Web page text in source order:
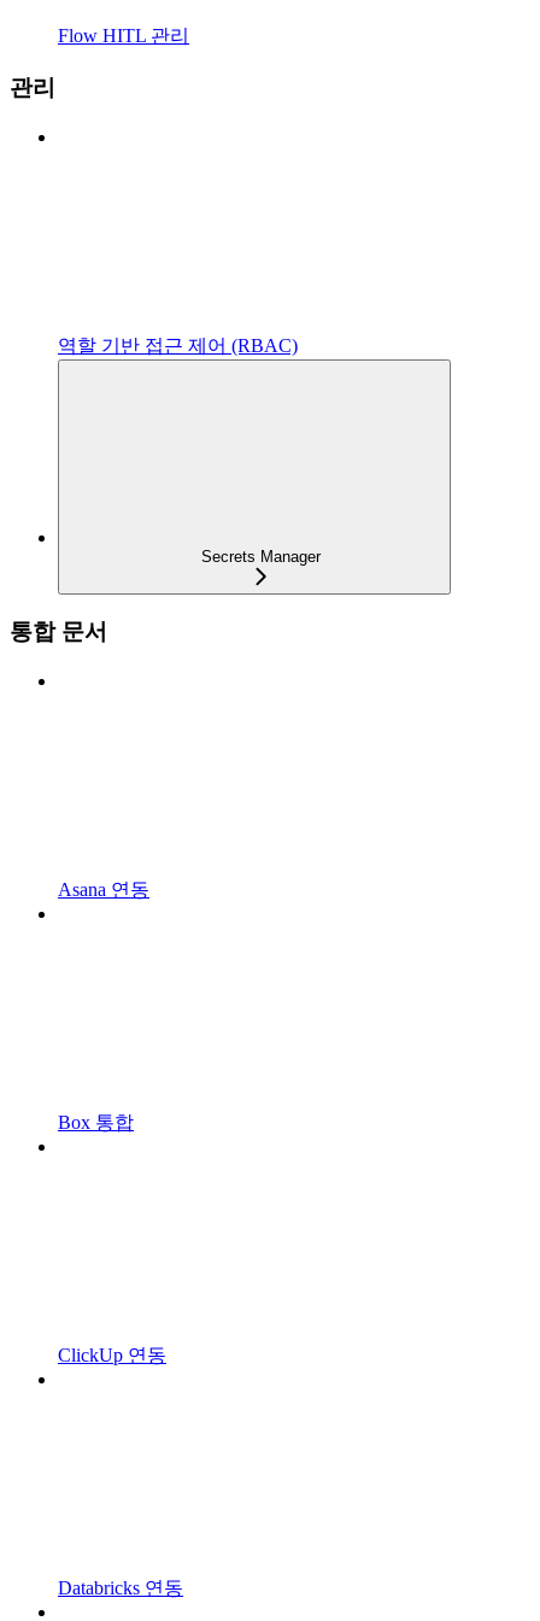
Flow HITL 관리
관리
역할 기반 접근 제어 (RBAC)
Secrets Manager
통합 문서
Asana 연동
Box 통합
ClickUp 연동
Databricks 연동